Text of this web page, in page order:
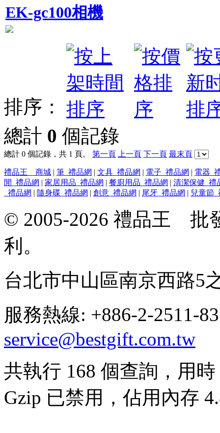
EK-gc100相機
排序：
總計 0 個記錄
總計 0 個記錄，共 1 頁。 第一頁 上一頁 下一頁 最末頁
禮品王 商城 | 筆_禮品網 | 文具_禮品網 | 電子_禮品網 | 電器_
閒_禮品網 | 家居用品_禮品網 | 餐廚用品_禮品網 | 清潔保健_禮
_禮品網 | 隨身碟_禮品網 | 創意_禮品網 | 尾牙_禮品網 | 兒童節
© 2005-2026 禮品王 批
利。
台北市中山區南京西路5
服務熱線: +886-2-
service@bestgift.com.tw
共執行 168 個查詢，用
Gzip 已禁用，佔用內存